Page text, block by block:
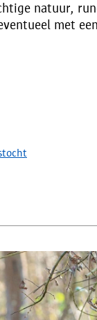
natuur,
met